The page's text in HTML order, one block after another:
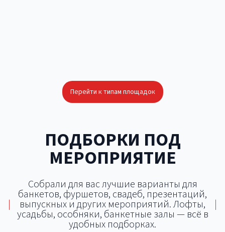
Перейти к типам площадок
ПОДБОРКИ ПОД
МЕРОПРИЯТИЕ
|
Собрали для вас лучшие варианты для
банкетов, фуршетов, свадеб, презентаций,
выпускных и других мероприятий. Лофты,
усадьбы, особняки, банкетные залы — всё в
удобных подборках.
|